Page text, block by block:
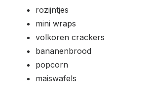
rozijntjes
mini wraps
volkoren crackers
bananenbrood
popcorn
maiswafels